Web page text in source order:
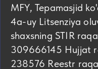
MFY, Tepamasjid
4а-uy Litsenziya
shaxsning STIR
309666145 Hujjat
238576 Reestr